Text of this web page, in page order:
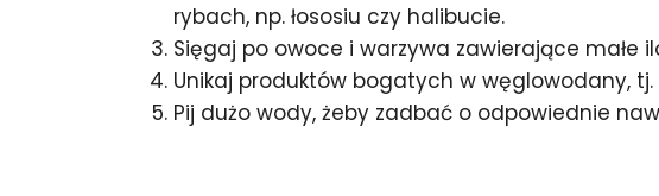
rybach, np. łososiu czy halibucie.
Sięgaj po owoce i warzywa zawierające
Unikaj produktów bogatych w węglowodany, tj.
Pij dużo wody, żeby zadbać o odpowiednie